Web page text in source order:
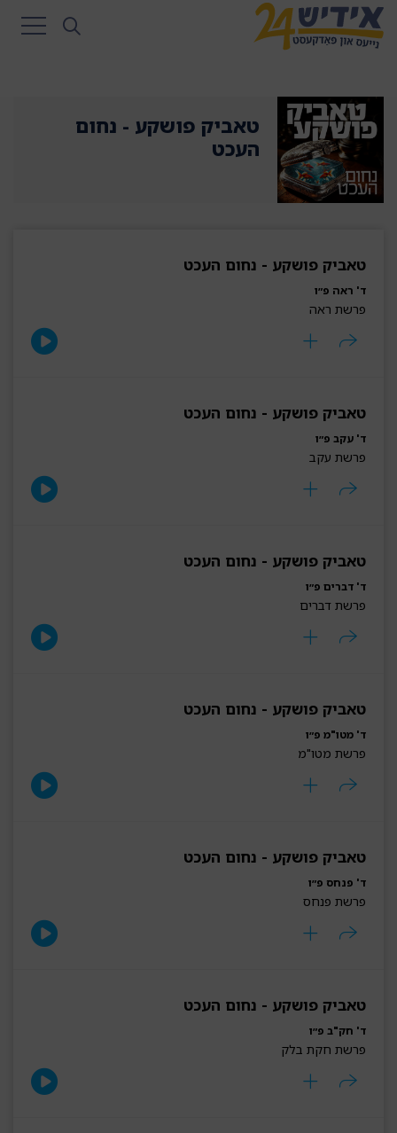
טאביק פושקע - נחום
העכט
טאביק פושקע - נחום העכט
ד' ראה פ״ו
פרשת ראה
טאביק פושקע - נחום העכט
ד' עקב פ״ו
פרשת עקב
טאביק פושקע - נחום העכט
ד' דברים פ״ו
פרשת דברים
טאביק פושקע - נחום העכט
ד' מטו"מ פ״ו
פרשת מטו"מ
טאביק פושקע - נחום העכט
ד' פנחס פ״ו
פרשת פנחס
טאביק פושקע - נחום העכט
ד' חק"ב פ״ו
פרשת חקת בלק